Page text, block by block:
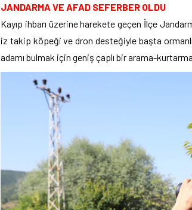
JANDARMA VE AFAD SEFERBER OLDU
Kayıp ihbarı üzerine harekete geçen İlçe
iz takip köpeği ve dron desteğiyle başta
adamı bulmak için geniş çaplı bir arama-